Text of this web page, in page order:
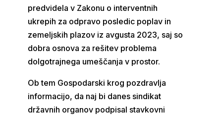
predvidela v Zakonu o interventnih
ukrepih za odpravo posledic poplav in
zemeljskih plazov iz avgusta 2023, saj so
dobra osnova za rešitev problema
dolgotrajnega umeščanja v prostor.
Ob tem Gospodarski krog pozdravlja
informacijo, da naj bi danes sindikat
državnih organov podpisal stavkovni